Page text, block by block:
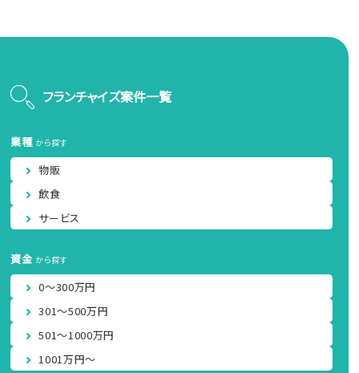
フランチャイズ案件一覧
業種から探す
物販
飲食
サービス
資金から探す
0～300万円
301～500万円
501～1000万円
1001万円～